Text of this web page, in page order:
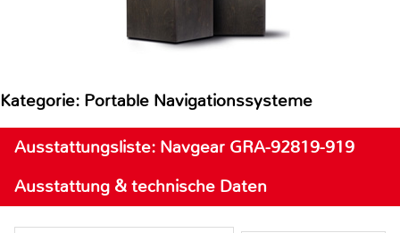
Kategorie: Portable Navigationssysteme
Ausstattungsliste: Navgear GRA-92819-919
Ausstattung & technische Daten